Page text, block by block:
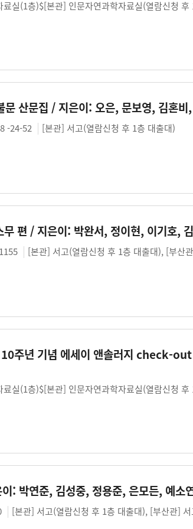
실(1층)$[본관] 인문자연과학자료실(열람신청
-24-52 [본관] 서고(열람신청 후 1층 대출대)
[본관] 서고(열람신청 후 1층 대출대), [부산
실(1층)$[본관] 인문자연과학자료실(열람신청
: 박연준, 김성중, 정용준, 은모든, 예소
[본관] 서고(열람신청 후 1층 대출대), [부산관]